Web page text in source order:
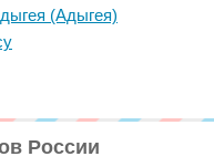
(Адыгея)
России